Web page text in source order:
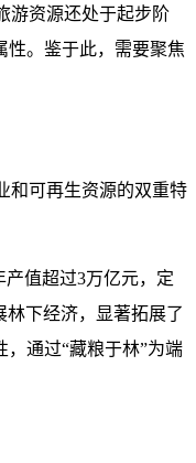
游资源还处于起步阶
。鉴于此，需要聚焦
和可再生资源的双重特
值超过3万亿元，定
下经济，显著拓展了
通过“藏粮于林”为端